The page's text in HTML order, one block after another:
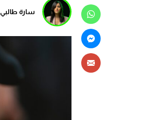
سارة طالبي